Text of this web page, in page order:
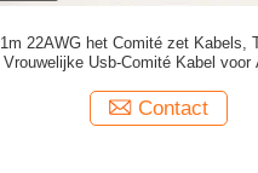
1m 22AWG het Comité zet Kabels,
Vrouwelijke Usb-Comité Kabel voor
Contact